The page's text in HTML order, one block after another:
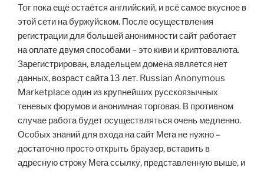
Tor пока ещё остаётся английский, и всё самое вкусное в
этой сети на буржуйском. После осуществления
регистрации для большей анонимности сайт работает
на оплате двумя способами – это киви и криптовалюта.
Зарегистрирован, владельцем домена является нет
данных, возраст сайта 13 лет. Russian Anonymous
Marketplace один из крупнейших русскоязычных
теневых форумов и анонимная торговая. В противном
случае работа будет осуществляться очень медленно.
Особых знаний для входа на сайт Мега не нужно –
достаточно просто открыть браузер, вставить в
адресную строку Мега ссылку, представленную выше, и